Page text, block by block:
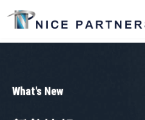
What's New